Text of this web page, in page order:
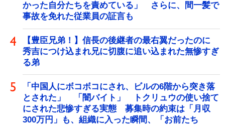
かった自分たちを責めている」 さらに、間一髪で
事故を免れた従業員の証言も
【豊臣兄弟！】信長の後継者の最右翼だったのに
秀吉につけ込まれ兄に切腹に追い込まれた無惨すぎ
る弟
「中国人にボコボコにされ、ビルの6階から突き落
とされた」 「闇バイト」 トクリュウの使い捨て
にされた悲惨すぎる実態 募集時の約束は「月収
300万円」も、組織に入った瞬間、「お前たち